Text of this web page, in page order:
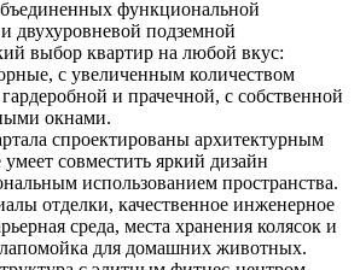
функциональной
двухуровневой подземной
выбор квартир на любой вкус:
с увеличенным количеством
и прачечной, с собственной
окнами.
спроектированы архитектурным
совместить яркий дизайн
использованием пространства.
отделки, качественное инженерное
среда, места хранения колясок и
для домашних животных.